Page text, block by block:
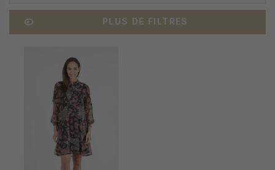
PLUS DE FILTRES